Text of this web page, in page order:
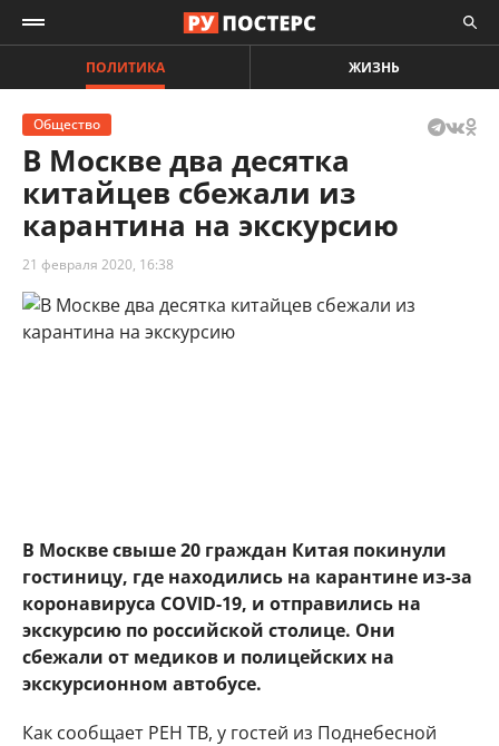
ПОЛИТИКА ЖИЗНЬ
Общество
В Москве два десятка
китайцев сбежали из
карантина на экскурсию
21 февраля 2020, 16:38
В Москве свыше 20 граждан Китая покинули
гостиницу, где находились на карантине из-за
коронавируса COVID-19, и отправились на
экскурсию по российской столице. Они
сбежали от медиков и полицейских на
экскурсионном автобусе.
Как сообщает РЕН ТВ, у гостей из Поднебесной